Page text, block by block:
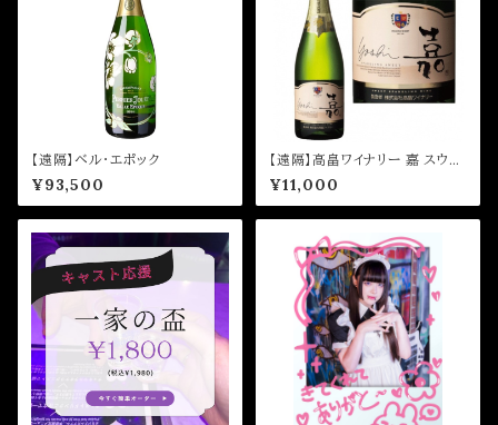
【遠隔】ベル・エポック
¥93,500
【遠隔】高畠ワイナリー 嘉 スウィ
ート
¥11,000